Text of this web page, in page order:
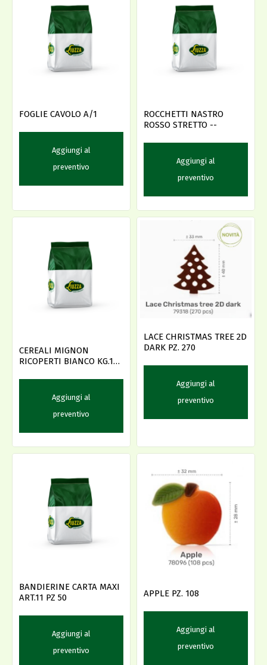
FOGLIE CAVOLO A/1
Aggiungi al
preventivo
ROCCHETTI NASTRO
ROSSO STRETTO --
Aggiungi al
preventivo
CEREALI MIGNON
RICOPERTI BIANCO KG.1
Aggiungi al
preventivo
LACE CHRISTMAS TREE 2D
DARK PZ. 270
Aggiungi al
preventivo
BANDIERINE CARTA MAXI
ART.11 PZ 50
Aggiungi al
preventivo
APPLE PZ. 108
Aggiungi al
preventivo